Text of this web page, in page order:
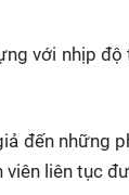
với nhịp độ
đến những
liên tục